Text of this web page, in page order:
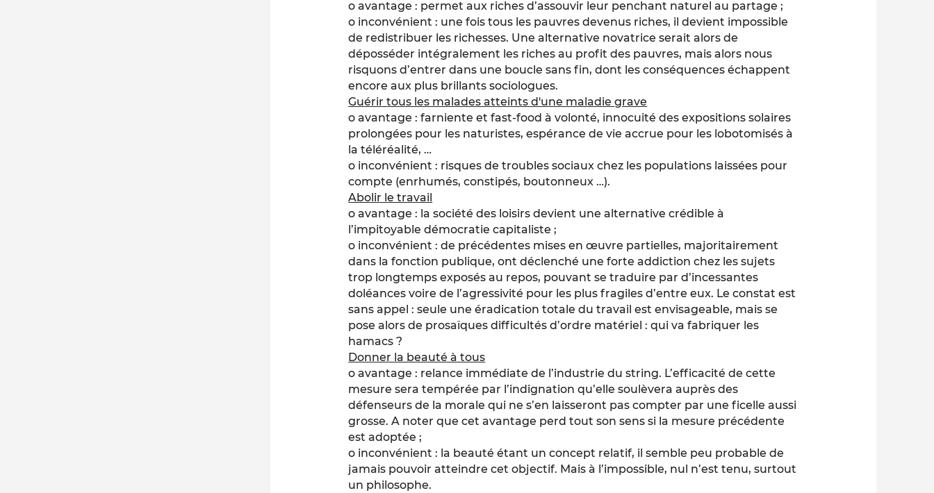
o avantage : permet aux riches d’assouvir leur penchant naturel au partage ;
o inconvénient : une fois tous les pauvres devenus riches, il devient impossible
de redistribuer les richesses. Une alternative novatrice serait alors de
déposséder intégralement les riches au profit des pauvres, mais alors nous
risquons d’entrer dans une boucle sans fin, dont les conséquences échappent
encore aux plus brillants sociologues.
Guérir tous les malades atteints d'une maladie grave
o avantage : farniente et fast-food à volonté, innocuité des expositions solaires
prolongées pour les naturistes, espérance de vie accrue pour les lobotomisés à
la téléréalité, …
o inconvénient : risques de troubles sociaux chez les populations laissées pour
compte (enrhumés, constipés, boutonneux …).
Abolir le travail
o avantage : la société des loisirs devient une alternative crédible à
l’impitoyable démocratie capitaliste ;
o inconvénient : de précédentes mises en œuvre partielles, majoritairement
dans la fonction publique, ont déclenché une forte addiction chez les sujets
trop longtemps exposés au repos, pouvant se traduire par d’incessantes
doléances voire de l’agressivité pour les plus fragiles d’entre eux. Le constat est
sans appel : seule une éradication totale du travail est envisageable, mais se
pose alors de prosaïques difficultés d’ordre matériel : qui va fabriquer les
hamacs ?
Donner la beauté à tous
o avantage : relance immédiate de l’industrie du string. L’efficacité de cette
mesure sera tempérée par l’indignation qu’elle soulèvera auprès des
défenseurs de la morale qui ne s’en laisseront pas compter par une ficelle aussi
grosse. A noter que cet avantage perd tout son sens si la mesure précédente
est adoptée ;
o inconvénient : la beauté étant un concept relatif, il semble peu probable de
jamais pouvoir atteindre cet objectif. Mais à l’impossible, nul n’est tenu, surtout
un philosophe.